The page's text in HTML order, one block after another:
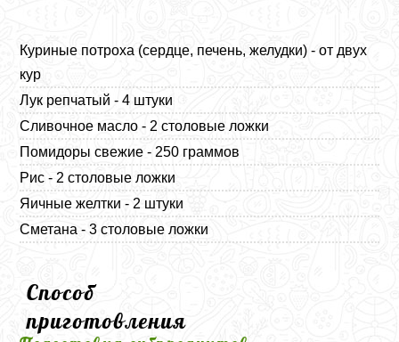
Куриные потроха (сердце, печень, желудки) - от двух
кур
Лук репчатый - 4 штуки
Сливочное масло - 2 столовые ложки
Помидоры свежие - 250 граммов
Рис - 2 столовые ложки
Яичные желтки - 2 штуки
Сметана - 3 столовые ложки
Способ
приготовления